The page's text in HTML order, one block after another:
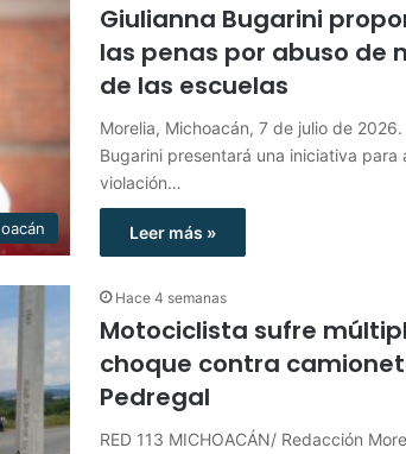
Giulianna Bugarini
las penas por abuso de
de las escuelas
Morelia, Michoacán, 7 de julio de
Bugarini presentará una iniciativa para
violación…
Leer más »
Hace 4 semanas
Motociclista sufre
choque contra
Pedregal
RED 113 MICHOACÁN/ Redacción